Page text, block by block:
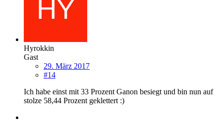
Hyrokkin
Gast
29. März 2017
#14
Ich habe einst mit 33 Prozent Ganon besiegt und bin nun auf
stolze 58,44 Prozent geklettert :)